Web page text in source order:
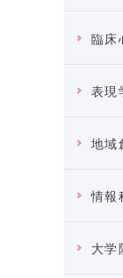
臨床
表現
地域
情報
大学